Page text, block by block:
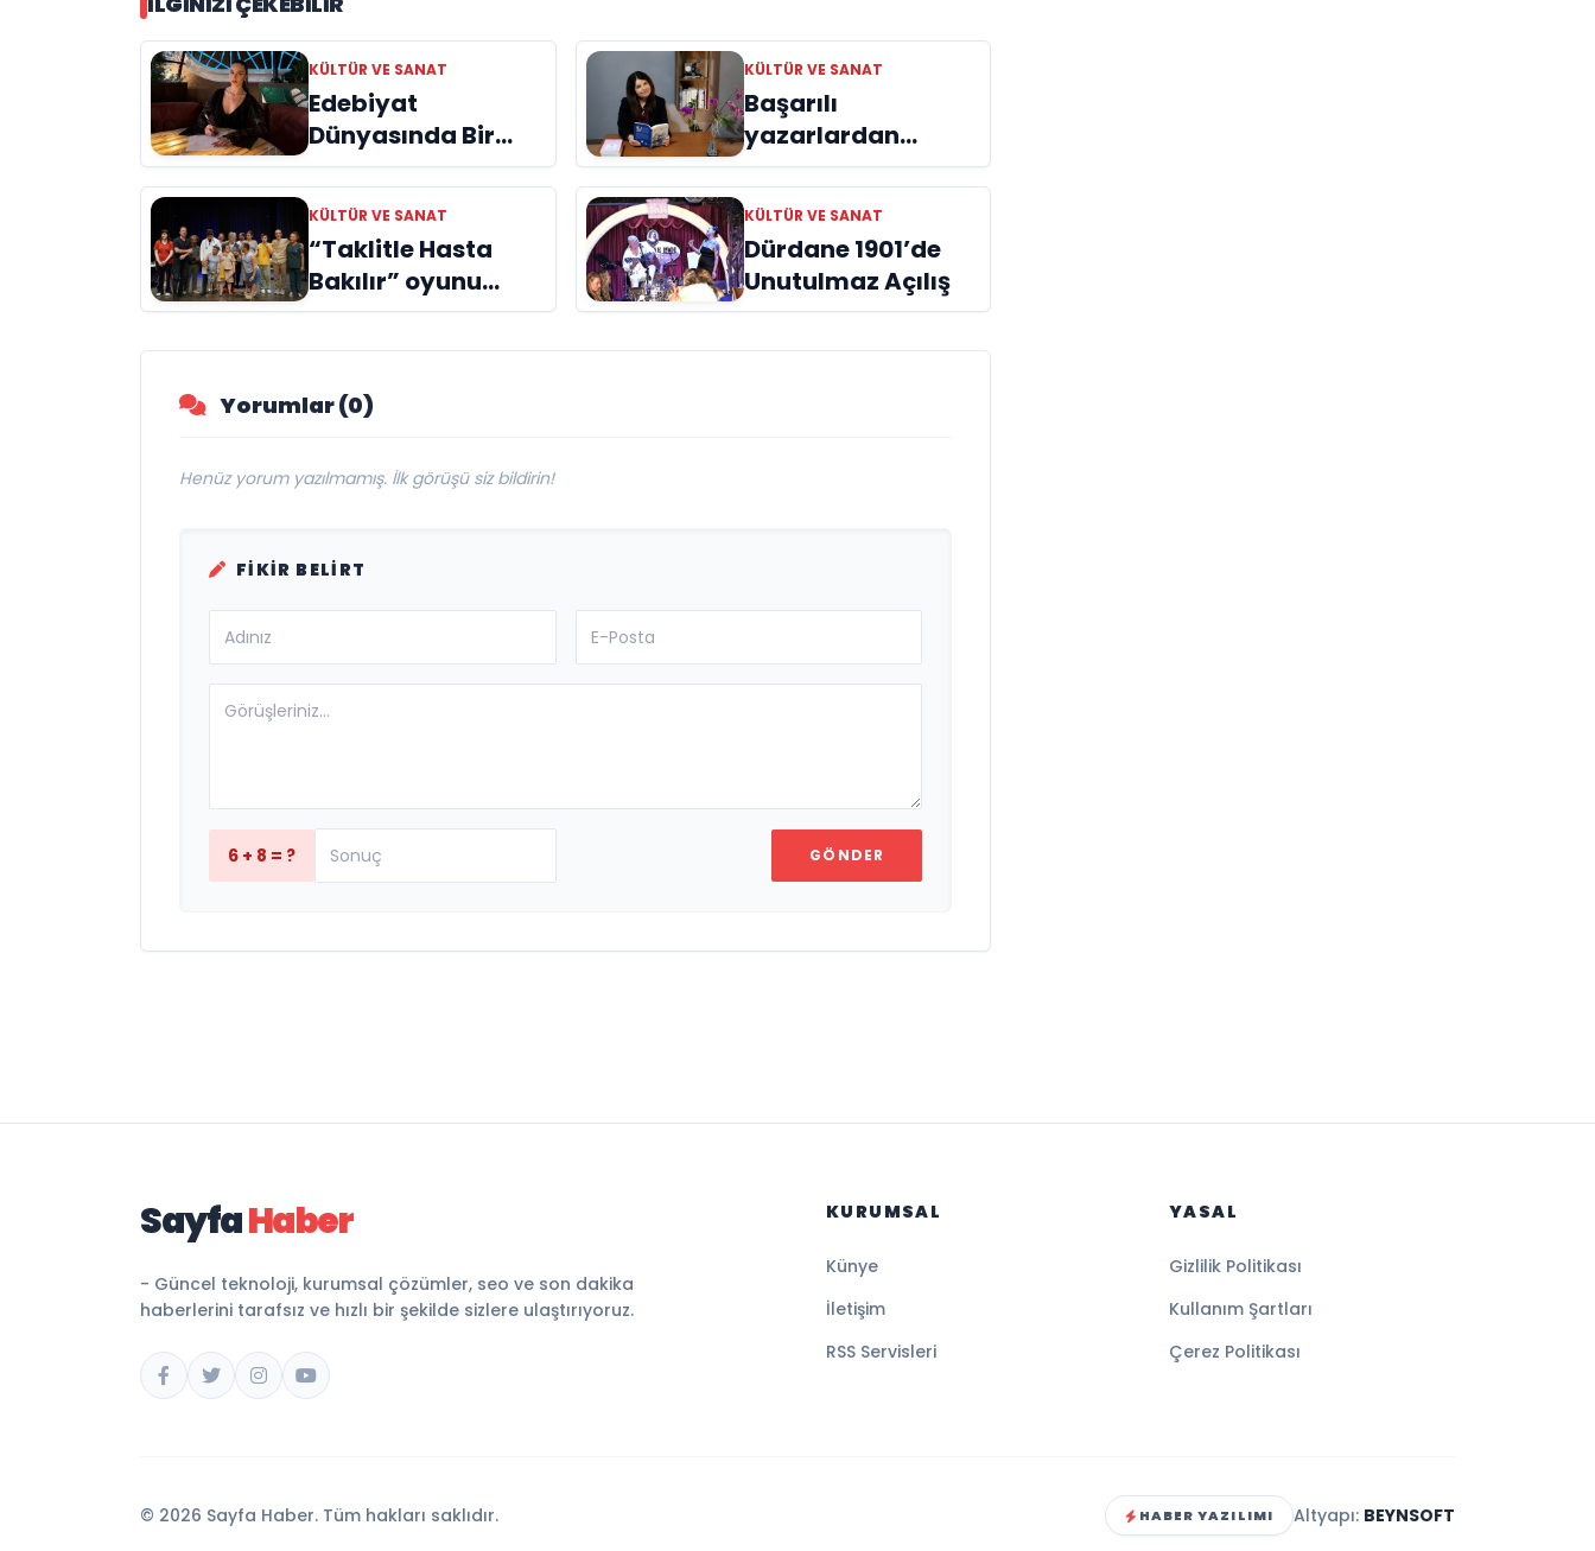
KÜLTÜR VE SANAT
Edebiyat
Dünyasında Bir
Genç Deha
Doğuyor: Dilruba
Engin ve Zift Karası
Evreni ‘AVENOİR’
KÜLTÜR VE SANAT
Başarılı
yazarlardan
Azime Savaş’tan
başucu kitabı
“Emanet”
raflardaki yerini
aldı
KÜLTÜR VE SANAT
“Taklitle Hasta
Bakılır” oyunu
engelleri sanatla
aştı
KÜLTÜR VE SANAT
Dürdane 1901’de
Unutulmaz Açılış
Yorumlar (0)
Henüz yorum yazılmamış. İlk görüşü siz bildirin!
FIKIR BELIRT
6 + 8 = ? GÖNDER
SayfaHaber
- Güncel teknoloji, kurumsal çözümler, seo ve son dakika
haberlerini tarafsız ve hızlı bir şekilde sizlere ulaştırıyoruz.
KURUMSAL
Künye
İletişim
RSS Servisleri
YASAL
Gizlilik Politikası
Kullanım Şartları
Çerez Politikası
© 2026 Sayfa Haber. Tüm hakları saklıdır. HABER YAZILIMI Altyapı: BEYNSOFT